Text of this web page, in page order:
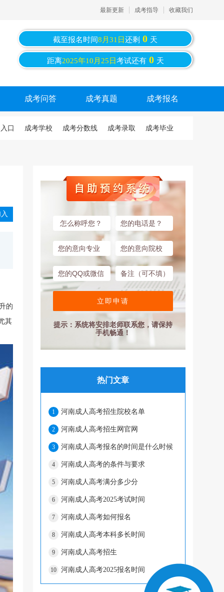
最新更新 成考指导 收藏我们
截至报名时间8月31日还剩 0 天
距离2025年10月25日考试还有 0 天
成考问答 成考真题 成考报名
口 成考学校 成考分数线 成考录取 成考毕业
的
其
立即申请
提示：系统将安排老师联系您，请保持
手机畅通！
热门文章
1 河南成人高考招生院校名单
2 河南成人高考招生网官网
3 河南成人高考报名的时间是什么时候
4 河南成人高考的条件与要求
5 河南成人高考满分多少分
6 河南成人高考2025考试时间
7 河南成人高考如何报名
8 河南成人高考本科多长时间
9 河南成人高考招生
10 河南成人高考2025报名时间